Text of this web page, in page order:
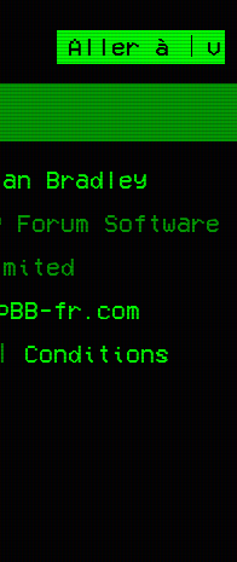
Aller à
Bradley
Forum Software
fr.com
Conditions